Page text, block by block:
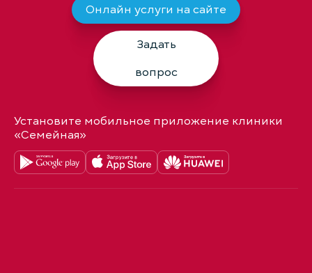
Онлайн услуги на сайте
Задать
вопрос
Установите мобильное приложение клиники
«Семейная»